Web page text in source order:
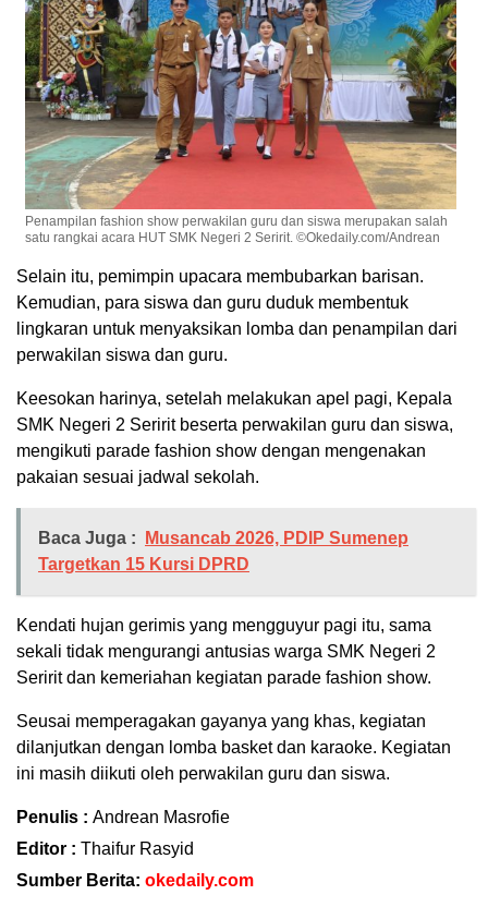
Penampilan fashion show perwakilan guru dan siswa merupakan salah
satu rangkai acara HUT SMK Negeri 2 Seririt. ©Okedaily.com/Andrean
Selain itu, pemimpin upacara membubarkan barisan.
Kemudian, para siswa dan guru duduk membentuk
lingkaran untuk menyaksikan lomba dan penampilan dari
perwakilan siswa dan guru.
Keesokan harinya, setelah melakukan apel pagi, Kepala
SMK Negeri 2 Seririt beserta perwakilan guru dan siswa,
mengikuti parade fashion show dengan mengenakan
pakaian sesuai jadwal sekolah.
Baca Juga :
Musancab 2026, PDIP Sumenep
Targetkan 15 Kursi DPRD
Kendati hujan gerimis yang mengguyur pagi itu, sama
sekali tidak mengurangi antusias warga SMK Negeri 2
Seririt dan kemeriahan kegiatan parade fashion show.
Seusai memperagakan gayanya yang khas, kegiatan
dilanjutkan dengan lomba basket dan karaoke. Kegiatan
ini masih diikuti oleh perwakilan guru dan siswa.
Penulis : Andrean Masrofie
Editor : Thaifur Rasyid
Sumber Berita: okedaily.com